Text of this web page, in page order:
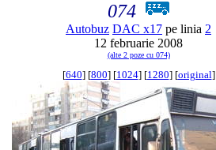
074
Autobuz DAC x17 pe linia 2
12 februarie 2008
(alte 2 poze cu 074)
[640] [800] [1024] [1280] [original]